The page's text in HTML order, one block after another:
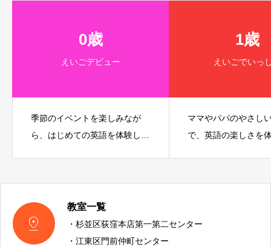
0歳
えいごデビュー
季節のイベントを楽しみなが
ら、はじめての英語を体験しよ
1歳
えいごでいっ
ママやパパのやさし
で、英語の楽しさを

教室一覧
・杉並区荻窪本店第一第二センター
・江東区門前仲町センター